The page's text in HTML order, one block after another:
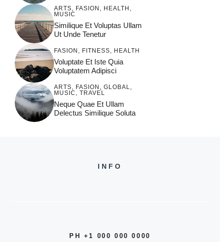
ARTS, FASION , HEALTH ,
MUSIC
Similique Et Voluptas Ullam
Ut Unde Tenetur
FASION , FITNESS, HEALTH
Voluptate Et Iste Quia
Voluptatem Adipisci
ARTS, FASION , GLOBAL,
MUSIC , TRAVEL
Neque Quae Et Ullam
Delectus Similique Soluta
INFO
PH +1 000 000 0000